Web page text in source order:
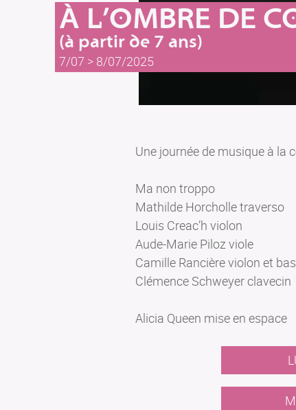
À L’OMBRE DE
(à partir de 7 ans)
7/07 > 8/07/2025
Une journée de musique à la
Ma non troppo
Mathilde Horcholle traverso
Louis Creac’h violon
Aude-Marie Piloz viole
Camille Rancière violon et
Clémence Schweyer clavecin
Alicia Queen mise en espace